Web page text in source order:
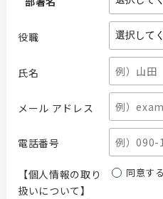
役職
氏名
メール アドレス
電話番号
【個人情報の取り
扱いについて】
同意する